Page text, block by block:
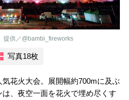
供／@bambi_fireworks
写真18枚
気花火大会。展開幅約700mに及ぶ
、夜空一面を花火で埋め尽くす